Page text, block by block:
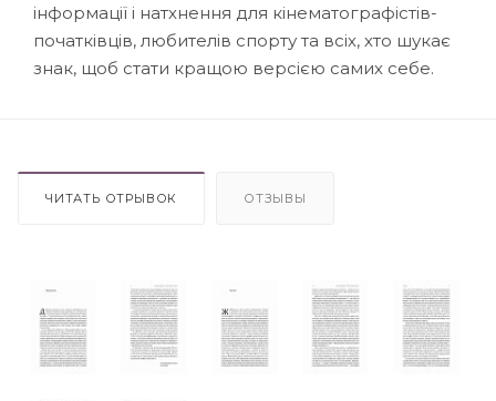
інформації і натхнення для кінематографістів-
початківців, любителів спорту та всіх, хто шукає
знак, щоб стати кращою версією самих себе.
ЧИТАТЬ ОТРЫВОК ОТЗЫВЫ